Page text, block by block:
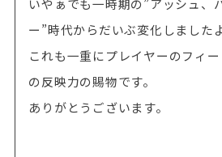
いやぁでも一時期の”アッシュ、
ー”時代からだいぶ変化しました
これも一重にプレイヤーのフィ
の反映力の賜物です。
ありがとうございます。